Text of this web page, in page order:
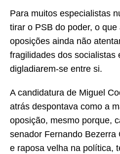
Para muitos especialistas
tirar o PSB do poder, o
oposições ainda não
fragilidades dos socialistas
digladiarem-se entre si.
A candidatura de Miguel
atrás despontava como a
oposição, mesmo porque,
senador Fernando Bezerra
e raposa velha na política,